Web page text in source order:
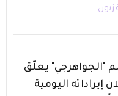
"الجواهرجي" يعلّق
إيراداته اليومية